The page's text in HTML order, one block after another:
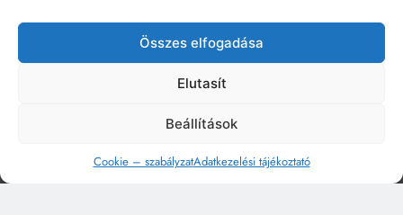
Összes elfogadása
Elutasít
Beállítások
Cookie – szabályzatAdatkezelési tájékoztató